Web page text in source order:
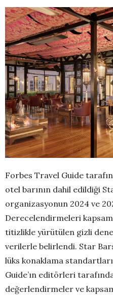
Forbes Travel Guide
otel barının dahil edildiği
organizasyonun 2024 ve
Derecelendirmeleri
titizlikle yürütülen gizli
verilerle belirlendi. Star
lüks konaklama
Guide’ın editörleri
değerlendirmeler ve